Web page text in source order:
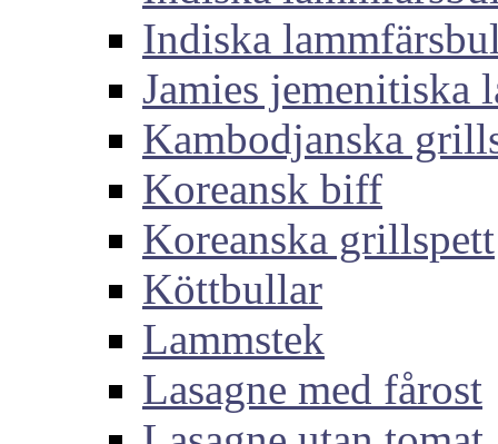
Indiska
Jamies jemenitiska
Kambodjanska
Koreansk biff
Koreanska grillspett
Köttbullar
Lammstek
Lasagne med fårost